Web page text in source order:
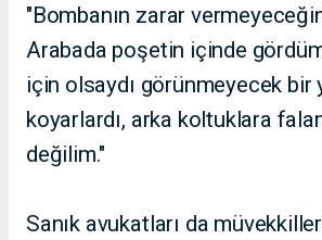
"Bombanın zarar
Arabada poşetin içinde
için olsaydı görünmeyecek bir
koyarlardı, arka koltuklara
değilim."
Sanık avukatları da